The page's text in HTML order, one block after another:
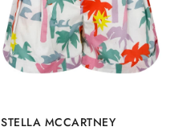
STELLA MCCARTNEY